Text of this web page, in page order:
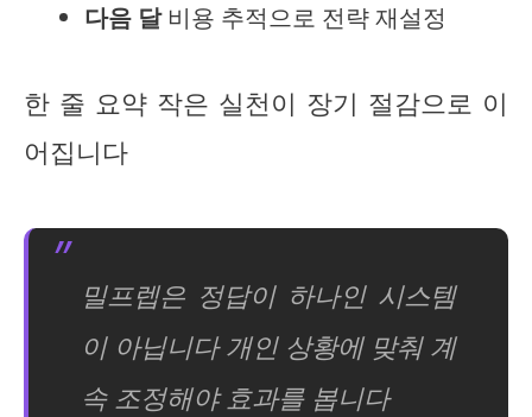
다음 달비용 추적으로 전략 재설정
한 줄 요약 작은 실천이 장기 절감으로 이
어집니다
밀프렙은 정답이 하나인 시스템
이 아닙니다 개인 상황에 맞춰 계
속 조정해야 효과를 봅니다